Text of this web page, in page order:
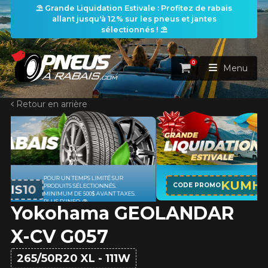
⛱️ Grande Liquidation Estivale : Profitez de rabais
allant jusqu'à 12% sur les pneus et jantes
sélectionnés ! ⛱️
ACCUEIL
PNEUS
RECHERCHE DE PNEUS VOIR TOUT
Rechercher par
Par dimensions Par véhicule
Recherche par dimensions
LARGEUR RAPPORT
ROUES
RECHERCHE DE ROUES VOIR TOUT
Par véhicule
ENSEMBLES
RECHERCHE D'ENSEMBLES
PROMOTIONS
Panier
0
Menu
Retour en arrière
Yokohama GEOLANDAR
X-CV G057
265/50R20 XL - 111W
CODE PROMOKUMHO12
APPLICABLE SUR TOUT ACHAT DE 4
PNEUS DE MARQUE KUMHO*PLUS
D'INFO